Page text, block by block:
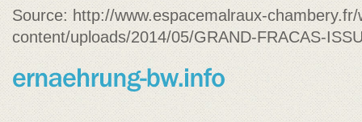
Source: http://www.espacemalraux-chambery.fr/
content/uploads/2014/05/GRAND-FRACAS-